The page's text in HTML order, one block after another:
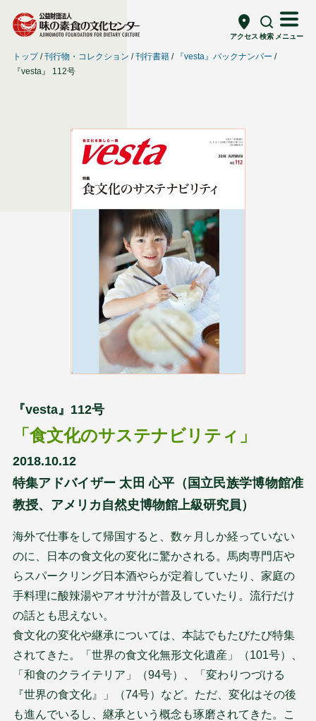
アクセス 検索 メニュー
トップ 刊行物・コレクション 刊行書籍
『vesta』バックナンバー
『vesta』 112号
『vesta』112号
「食文化のサステナビリティ」
2018.10.12
特集アドバイザー 太田 心平（国立民族学博物館准
教授、アメリカ自然史博物館上級研究員）
海外で仕事をして帰国すると、数ヶ月しか経っていない
のに、日本の食文化の変化に驚かされる。馬肉専門店や
らスパークリング日本酒やらが定着していたり、家庭の
手料理に酸辣湯やアオサ汁が普及していたり。流行だけ
の話とも思えない。
食文化の変化や継承については、本誌でもたびたび特集
されてきた。「世界の食文化無形文化遺産」（101号）、
「和食のクライテリア」（94号）、「変わりつづける
『世界の食文化』」（74号）など。ただ、変化はその後
も進んでいるし、継承という概念も琢磨されてきた。こ